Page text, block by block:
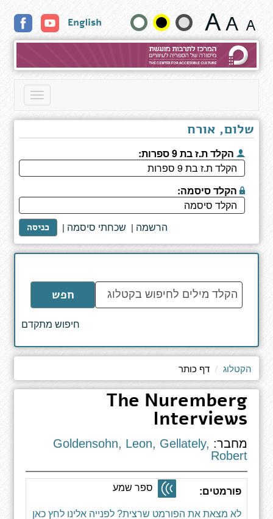
Nuremberg
Interviews
שנה
גודל
טקסט
English
Toggle
שלום, אורח
הקלד ת.ז בת 9 ספרות:
הקלד סיסמה:
כניסה | שכחתי סיסמה | הרשמה
הקלד
מילים
לחיפוש
חפש
חיפוש מתקדם
הקטלוג דף כותר
The Nuremberg
Interviews
מחבר: Goldensohn, Leon, Gellately,
Robert
פורמטים: ספר שמע
לא מצאת את הפורמט שרצית? לפנייה אלינו לחץ כאן